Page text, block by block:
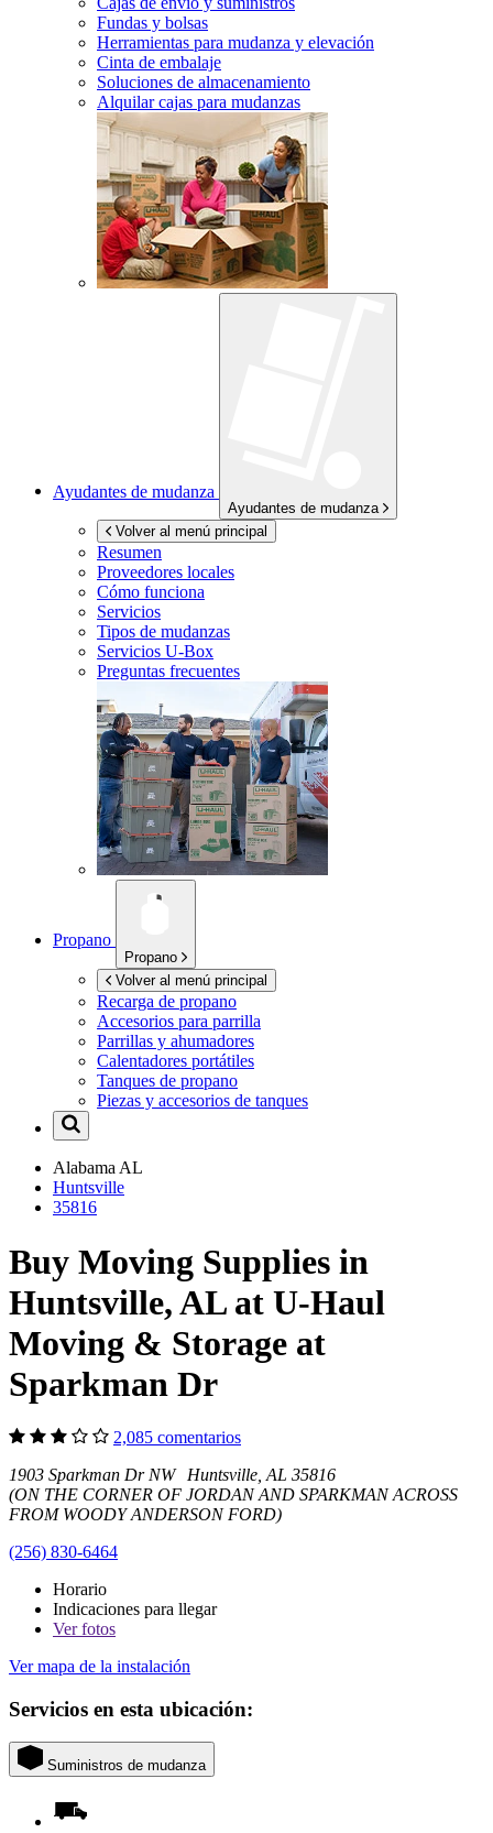
Fundas y bolsas
Herramientas para mudanza y elevación
Cinta de embalaje
Soluciones de almacenamiento
Alquilar cajas para mudanzas
Ayudantes de mudanza
Ayudantes de mudanza
Volver al menú principal
Resumen
Proveedores locales
Cómo funciona
Servicios
Tipos de mudanzas
Servicios U-Box
Preguntas frecuentes
Propano
Propano
Volver al menú principal
Recarga de propano
Accesorios para parrilla
Parrillas y ahumadores
Calentadores portátiles
Tanques de propano
Piezas y accesorios de tanques
Alabama AL
Huntsville
35816
Buy Moving Supplies in
Huntsville, AL at U-Haul
Moving & Storage at
Sparkman Dr
2,085 comentarios
1903 Sparkman Dr NW Huntsville, AL 35816
(ON THE CORNER OF JORDAN AND SPARKMAN ACROSS
FROM WOODY ANDERSON FORD)
(256) 830-6464
Horario
Indicaciones para llegar
Verfotos
Ver mapa de la instalación
Servicios en esta ubicación:
Suministros de mudanza